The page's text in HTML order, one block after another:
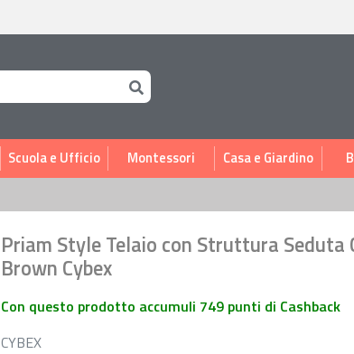
Scuola e Ufficio Montessori Casa e Giardino
Priam Style Telaio con Struttura Seduta
Brown Cybex
Con questo prodotto accumuli 749 punti di Cashback
CYBEX